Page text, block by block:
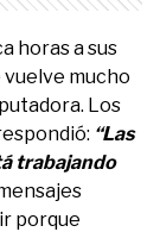
horas a sus
mucho
Los
“Las
trabajando
porque